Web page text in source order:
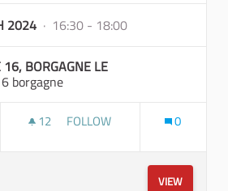
2024 · 16:30 - 18:00
16, BORGAGNE LE
borgagne
12 12 FOLLOWERS
FOLLOW 0
VIEW